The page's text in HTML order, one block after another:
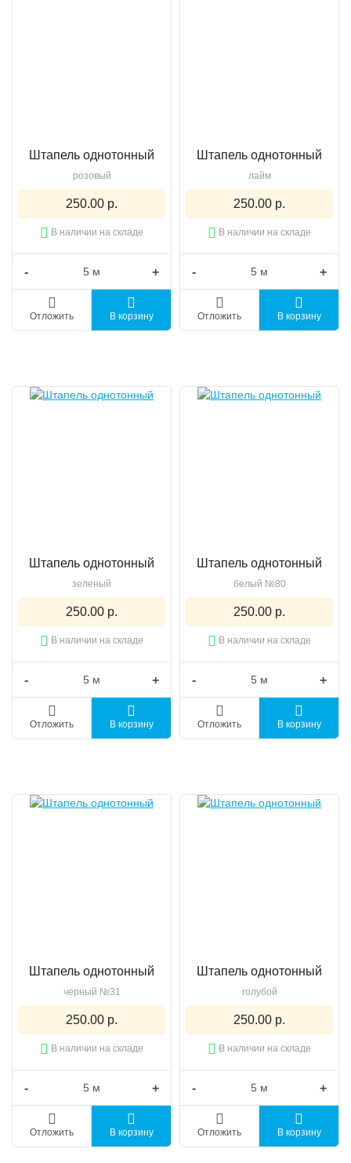
Штапель однотонный
розовый
250.00 р.
В наличии на складе
- +
Отложить В корзину
Штапель однотонный
лайм
250.00 р.
В наличии на складе
- +
Отложить В корзину
Штапель однотонный
зеленый
250.00 р.
В наличии на складе
- +
Отложить В корзину
Штапель однотонный
белый №80
250.00 р.
В наличии на складе
- +
Отложить В корзину
Штапель однотонный
черный №31
250.00 р.
В наличии на складе
- +
Отложить В корзину
Штапель однотонный
голубой
250.00 р.
В наличии на складе
- +
Отложить В корзину